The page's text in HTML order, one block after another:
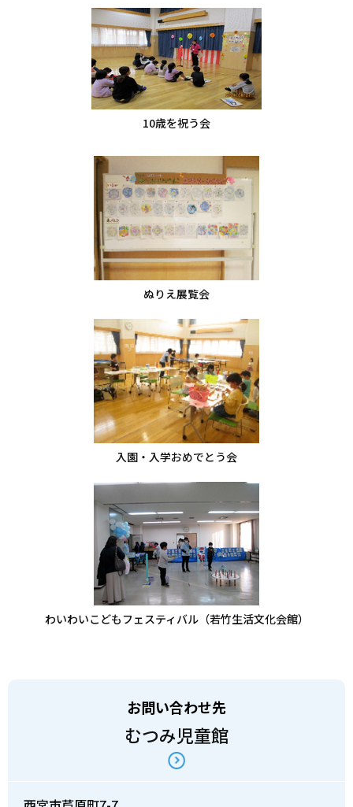
10歳を祝う会
ぬりえ展覧会
入園・入学おめでとう会
わいわいこどもフェスティバル（若竹生活文化会館）
お問い合わせ先
むつみ児童館